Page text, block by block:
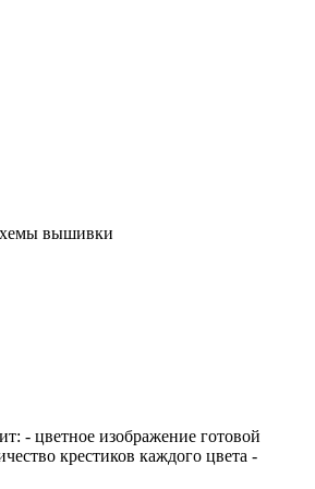
- цветное изображение готовой
крестиков каждого цвета -